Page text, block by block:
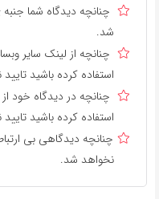
چنانچه دیدگاه شما
شد.
چنانچه از لینک سایر
استفاده کرده باشید
چنانچه در دیدگاه خود
استفاده کرده باشید
چنانچه دیدگاهی بی
نخواهد شد.